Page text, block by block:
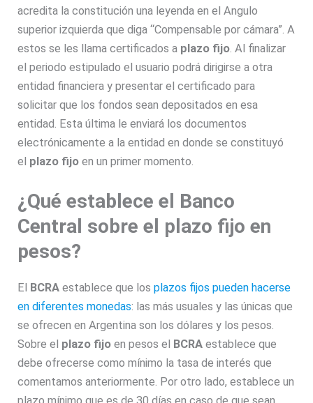
acredita la constitución una leyenda en el Angulo
superior izquierda que diga “Compensable por cámara”. A
estos se les llama certificados a plazo fijo. Al finalizar
el periodo estipulado el usuario podrá dirigirse a otra
entidad financiera y presentar el certificado para
solicitar que los fondos sean depositados en esa
entidad. Esta última le enviará los documentos
electrónicamente a la entidad en donde se constituyó
el plazo fijo en un primer momento.
¿Qué establece el Banco
Central sobre el plazo fijo en
pesos?
El BCRA establece que losplazos fijos pueden hacerse
en diferentes monedas: las más usuales y las únicas que
se ofrecen en Argentina son los dólares y los pesos.
Sobre el plazo fijo en pesos el BCRA establece que
debe ofrecerse como mínimo la tasa de interés que
comentamos anteriormente. Por otro lado, establece un